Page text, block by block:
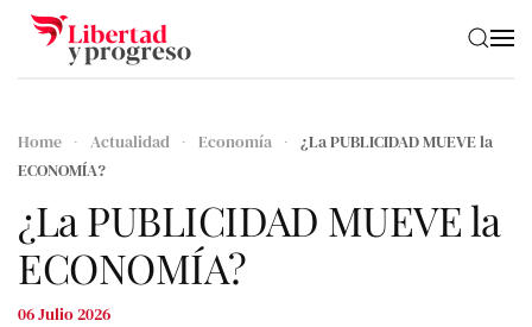
Skip to main content
Home Actualidad Economía
¿La PUBLICIDAD MUEVE la
ECONOMÍA?
¿La PUBLICIDAD MUEVE la
ECONOMÍA?
06 Julio 2026